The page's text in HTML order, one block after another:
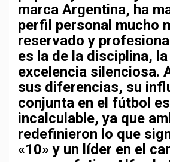
marca Argentina, ha
perfil personal mucho
reservado y
es la de la disciplina,
excelencia silenciosa.
sus diferencias, su
conjunta en el fútbol es
incalculable, ya que
redefinieron lo que
«10» y un líder en el